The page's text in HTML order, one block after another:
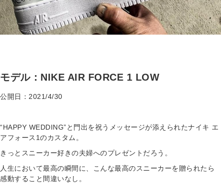
モデル：NIKE AIR FORCE 1 LOW
公開日：2021/4/30
“HAPPY WEDDING”と門出を祝うメッセージが添えられたナイキ エ
アフォース1のカスタム。
きっとスニーカー好きの夫婦へのプレゼントだろう。
人生において最高の瞬間に、こんな最高のスニーカーを贈られたら
感動すること間違いなし。